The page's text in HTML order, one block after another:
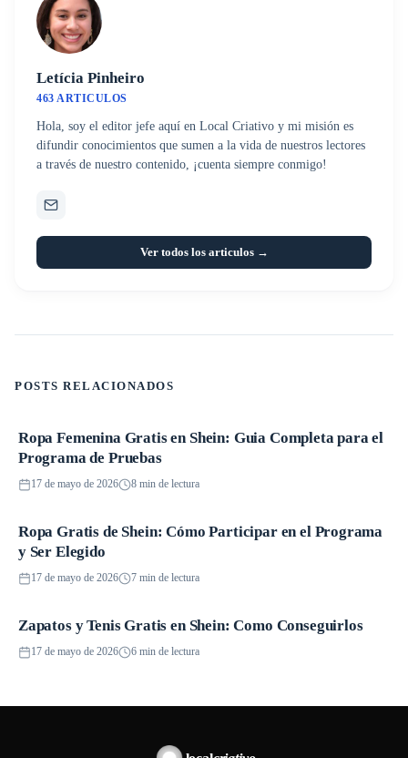
Letícia Pinheiro
463 ARTICULOS
Hola, soy el editor jefe aquí en Local Criativo y mi misión es
difundir conocimientos que sumen a la vida de nuestros lectores
a través de nuestro contenido, ¡cuenta siempre conmigo!
Ver todos los articulos →
POSTS RELACIONADOS
Promociones
Ropa Femenina Gratis en Shein: Guia Completa para el
Programa de Pruebas
17 de mayo de 2026 8 min de lectura
Promociones
Ropa Gratis de Shein: Cómo Participar en el Programa
y Ser Elegido
17 de mayo de 2026 7 min de lectura
Promociones
Zapatos y Tenis Gratis en Shein: Como Conseguirlos
17 de mayo de 2026 6 min de lectura